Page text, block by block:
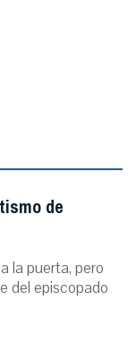
de
la puerta, pero
del episcopado